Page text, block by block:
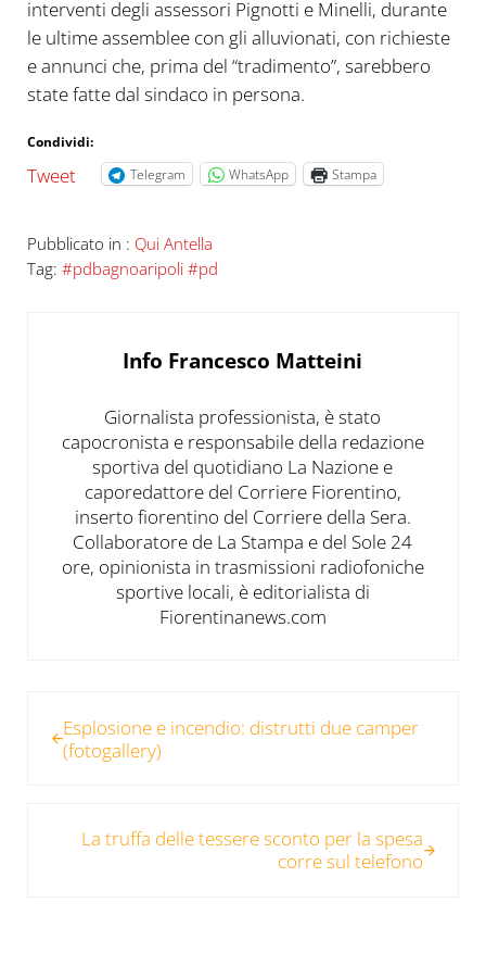
interventi degli assessori Pignotti e Minelli, durante
le ultime assemblee con gli alluvionati, con richieste
e annunci che, prima del “tradimento”, sarebbero
state fatte dal sindaco in persona.
Condividi:
Tweet Telegram WhatsApp Stampa
Pubblicato in : Qui Antella
Tag: #pdbagnoaripoli #pd
Info Francesco Matteini
Giornalista professionista, è stato
capocronista e responsabile della redazione
sportiva del quotidiano La Nazione e
caporedattore del Corriere Fiorentino,
inserto fiorentino del Corriere della Sera.
Collaboratore de La Stampa e del Sole 24
ore, opinionista in trasmissioni radiofoniche
sportive locali, è editorialista di
Fiorentinanews.com
Esplosione e incendio: distrutti due camper
(fotogallery)
La truffa delle tessere sconto per la spesa
corre sul telefono